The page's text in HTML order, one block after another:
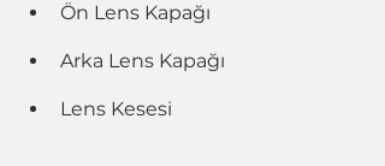
Ön Lens Kapağı
Arka Lens Kapağı
Lens Kesesi